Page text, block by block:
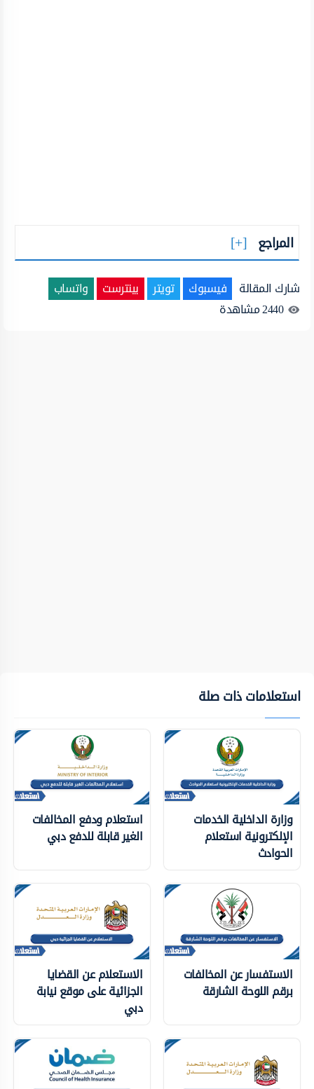
المراجع
شارك المقالة فيسبوك تويتر بينترست
واتساب
2440مشاهدة
استعلامات ذات صلة
وزارة الداخلية الخدمات
الإلكترونية استعلام
الحوادث
استعلام ودفع المخالفات
الغير قابلة للدفع دبي
الاستفسار عن المخالفات
برقم اللوحة الشارقة
الاستعلام عن القضايا
الجزائية على موقع نيابة
دبي